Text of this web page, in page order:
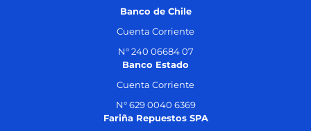
Banco de Chile
Cuenta Corriente
N° 240 06684 07
Banco Estado
Cuenta Corriente
N° 629 0040 6369
Fariña Repuestos SPA